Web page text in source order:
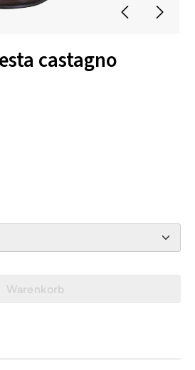
castagno
Warenkorb